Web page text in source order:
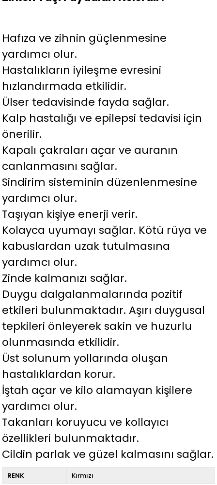
Hafıza ve zihnin güçlenmesine
yardımcı olur.
Hastalıkların iyileşme evresini
hızlandırmada etkilidir.
Ülser tedavisinde fayda sağlar.
Kalp hastalığı ve epilepsi tedavisi için
önerilir.
Kapalı çakraları açar ve auranın
canlanmasını sağlar.
Sindirim sisteminin düzenlenmesine
yardımcı olur.
Taşıyan kişiye enerji verir.
Kolayca uyumayı sağlar. Kötü rüya ve
kabuslardan uzak tutulmasına
yardımcı olur.
Zinde kalmanızı sağlar.
Duygu dalgalanmalarında pozitif
etkileri bulunmaktadır. Aşırı duygusal
tepkileri önleyerek sakin ve huzurlu
olunmasında etkilidir.
Üst solunum yollarında oluşan
hastalıklardan korur.
İştah açar ve kilo alamayan kişilere
yardımcı olur.
Takanları koruyucu ve kollayıcı
özellikleri bulunmaktadır.
Cildin parlak ve güzel kalmasını sağlar.
RENK Kırmızı